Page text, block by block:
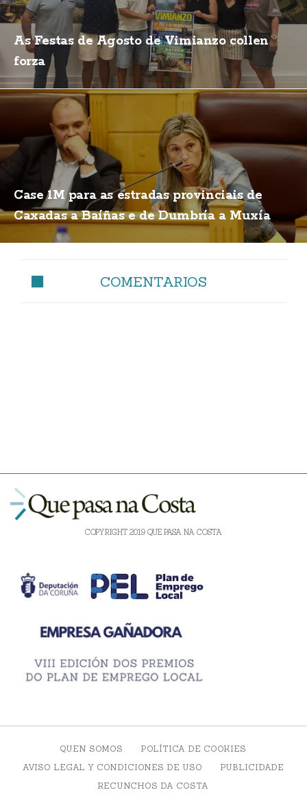
As Festas de Agosto de Vimianzo collen
forza
Case 1M para as estradas provinciais de
Caxadas a Baíñas e de Dumbría a Muxía
COMENTARIOS
COPYRIGHT 2019 QUE PASA NA COSTA
QUEN SOMOS
POLÍTICA DE COOKIES
AVISO LEGAL Y CONDICIONES DE USO
PUBLICIDADE
RECUNCHOS DA COSTA